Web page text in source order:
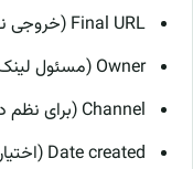
Final URL (خروجی نهایی)
Owner (مسئول لینک)
Channel (برای نظم داخلی، اختیاری)
Date created (اختیاری)